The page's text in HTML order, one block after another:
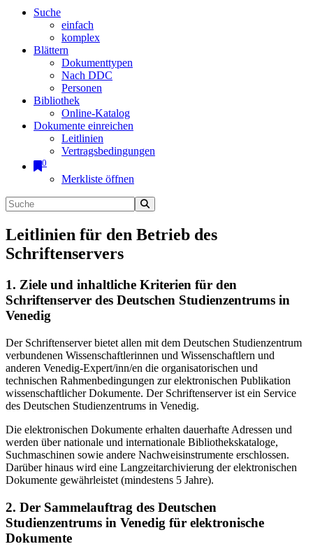
Suche
einfach
komplex
Blättern
Dokumenttypen
Nach DDC
Personen
Bibliothek
Online-Katalog
Dokumente einreichen
Leitlinien
Vertragsbedingungen
0
Merkliste öffnen
Leitlinien für den Betrieb des
Schriftenservers
1. Ziele und inhaltliche Kriterien für den
Schriftenserver des Deutschen Studienzentrums in
Venedig
Der Schriftenserver bietet allen mit dem Deutschen Studienzentrum
verbundenen Wissenschaftlerinnen und Wissenschaftlern und
anderen Venedig-Expert/inn/en die organisatorischen und
technischen Rahmenbedingungen zur elektronischen Publikation
wissenschaftlicher Dokumente. Der Schriftenserver ist ein Service
des Deutschen Studienzentrums in Venedig.
Die elektronischen Dokumente erhalten dauerhafte Adressen und
werden über nationale und internationale Bibliothekskataloge,
Suchmaschinen sowie andere Nachweisinstrumente erschlossen.
Darüber hinaus wird eine Langzeitarchivierung der elektronischen
Dokumente gewährleistet (mindestens 5 Jahre).
2. Der Sammelauftrag des Deutschen
Studienzentrums in Venedig für elektronische
Dokumente